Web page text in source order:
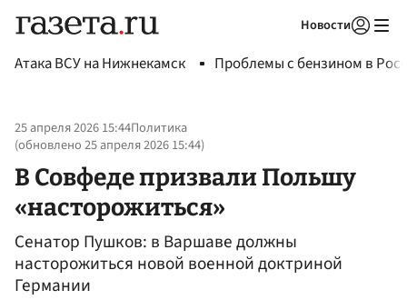
Новости
Атака ВСУ на Нижнекамск Проблемы с бензином в
25 апреля 2026 15:44Политика
(обновлено25 апреля 2026 15:44)
В Совфеде призвали Польшу
«насторожиться»
Сенатор Пушков: в Варшаве должны
насторожиться новой военной доктриной
Германии